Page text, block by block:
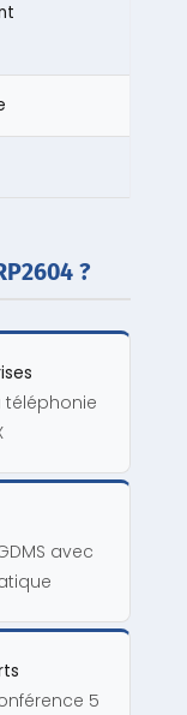
?
téléphonie
avec
5